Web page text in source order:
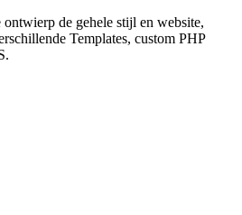
de gehele stijl en website,
Templates, custom PHP